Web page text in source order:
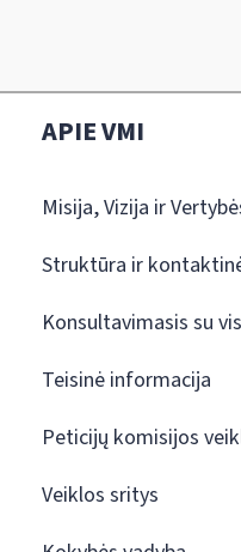
APIE VMI
Misija, Vizija ir
Struktūra ir
Konsultavimasis su
Teisinė informacija
Peticijų komisijos
Veiklos sritys